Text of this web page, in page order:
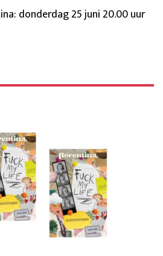
donderdag 25 juni 20.00 uur